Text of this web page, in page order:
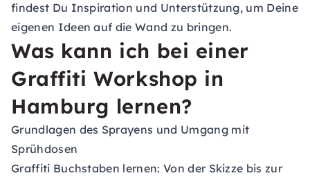
findest Du Inspiration und Unterstützung, um Deine
eigenen Ideen auf die Wand zu bringen.
Was kann ich bei einer
Graffiti Workshop in
Hamburg lernen?
Grundlagen des Sprayens und Umgang mit
Sprühdosen
Graffiti Buchstaben lernen: Von der Skizze bis zur